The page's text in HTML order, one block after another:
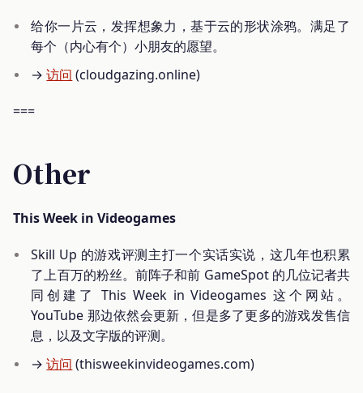
给你一片云，发挥想象力，基于云的形状涂鸦。满足了
每个（内心有个）小朋友的愿望。
→访问 (cloudgazing.online)
===
Other
This Week in Videogames
Skill Up 的游戏评测主打一个实话实说，这几年也积累
了上百万的粉丝。前阵子和前 GameSpot 的几位记者共
同创建了 This Week in Videogames 这个网站。
YouTube 那边依然会更新，但是多了更多的游戏发售信
息，以及文字版的评测。
→访问 (thisweekinvideogames.com)